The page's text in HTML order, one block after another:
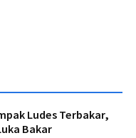
Ludes Terbakar,
Bakar